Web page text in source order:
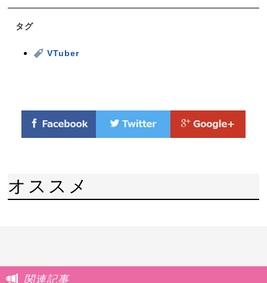
タグ
VTuber
オススメ
関連記事